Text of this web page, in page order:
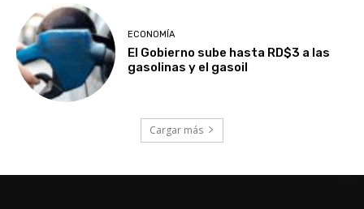
ECONOMÍA
El Gobierno sube hasta RD$3 a las
gasolinas y el gasoil
Cargar más